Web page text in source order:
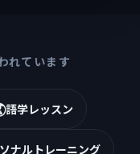
れています
語学レッスン
ナルトレーニング